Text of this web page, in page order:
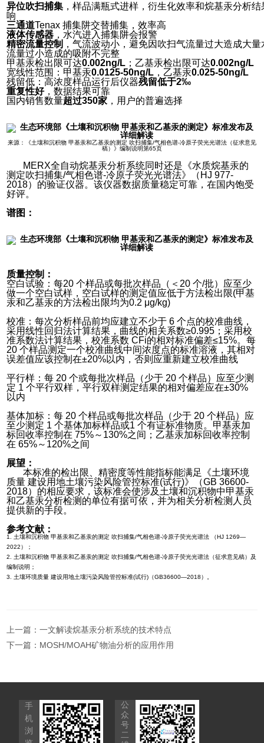
异位吹扫捕集 ，样品满瓶式进样，衍生化效率和烷基汞分析
响
三通道Tenax 捕集阱交替捕集，效率高
液体传感器 ，水汽进入捕集阱会报警
精密流量控制 ，气流波动小，避免因吹扫气流量过大造成大
流量过小造成的吸附不完整
甲基汞检出限可达0.002ng/L ；乙基汞检出限可达0.002ng/L
宽线性范围：甲基汞0.0125-50ng/L ，乙基汞0.025-50ng/L
残留低：高浓度样品运行后仪器残留低于2‰
重复性好，数据结果可靠
国内销售数量超过350家 ，用户的普遍选择
来源：《土壤和沉积物 甲基汞和乙基汞的测定 吹扫捕集/气相色谱-冷原子荧光光谱法（征求意见
稿）》编制说明第65页
MERX全自动烷基汞分析系统同时还是《水质烷基汞的
测定吹扫捕集/气相色谱-冷原子荧光光谱法》（HJ 977-
2018）的验证仪器。该仪器数据质量稳定可靠，在国内饱受
好评。
谱图：
质量控制：
空白试验：每20 个样品或每批次样品（＜20 个/批）应至少
做一个空白试样，空白试样的测定值应低于方法检出限(甲基
汞和乙基汞的方法检出限均为0.2 μg/kg)
校准：每次分析样品前均应建立不少于 6 个点的校准曲线，
采用线性回归法计算结果，曲线的相关系数≥0.995；采用校
准系数法计算结果，校准系数 CFi的相对标准偏差≤15%。每
20 个样品测定一个校准曲线中间浓度点的标准溶液，其相对
误差值应该控制在±20%以内，否则应重新建立校准曲线
平行样：每 20 个或每批次样品（少于 20 个样品）应至少测
定 1 个平行双样，平行双样测定结果的相对偏差应在±30%
以内
基体加标：每 20 个样品或每批次样品（少于 20 个样品）应
至少测定 1 个基体加标样品或1 个有证标准物质。甲基汞加
标回收率控制在 75%～130%之间；乙基汞加标回收率控制
在 65%～120%之间
展望：
本标准的检出限、精密度等性能指标能满足《土壤环境
质量 建设用地土壤污染风险管控标准(试行)》（GB 36600-
2018）的相应要求，该标准会使涉及土壤和沉积物中甲基汞
和乙基汞分析检测的单位有据可依，并为相关分析检测人员
提供新的手段。
参考文献：
1. 土壤和沉积物 甲基汞和乙基汞的测定 吹扫捕集/气相色谱-冷原子荧光光谱法 （HJ 1269—
2022）
；
2. 土壤和沉积物 甲基汞和乙基汞的测定 吹扫捕集/气相色谱-冷原子荧光光谱法（征求意见稿）及
编制说明 ；
3. 土壤环境质量 建设用地土壤污染风险管控标准(试行)（GB36600—2018）。
上一篇：一文解读烷基汞分析系统的技术特点
下一篇： MOSH/MOAH矿物油分析的应用作用
手
机
浏
公
众
号
二